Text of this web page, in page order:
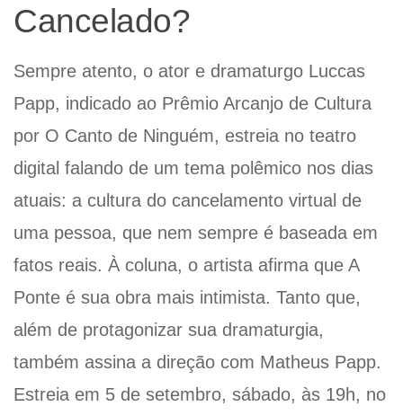
Cancelado?
Sempre atento, o ator e dramaturgo Luccas
Papp, indicado ao Prêmio Arcanjo de Cultura
por O Canto de Ninguém, estreia no teatro
digital falando de um tema polêmico nos dias
atuais: a cultura do cancelamento virtual de
uma pessoa, que nem sempre é baseada em
fatos reais. À coluna, o artista afirma que A
Ponte é sua obra mais intimista. Tanto que,
além de protagonizar sua dramaturgia,
também assina a direção com Matheus Papp.
Estreia em 5 de setembro, sábado, às 19h, no